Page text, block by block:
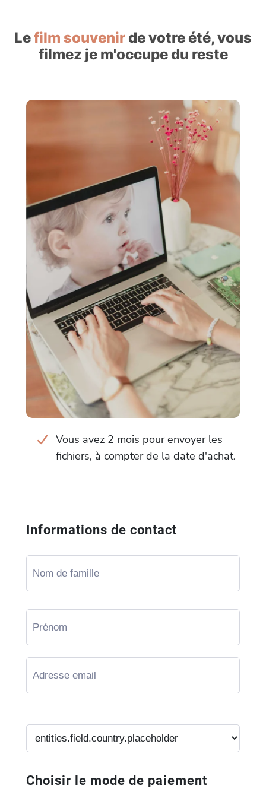
Lefilm souvenir de votre été, vous
filmez je m'occupe du reste
Vous avez 2 mois pour envoyer les
fichiers, à compter de la date d'achat.
Informations de contact
Choisir le mode de paiement